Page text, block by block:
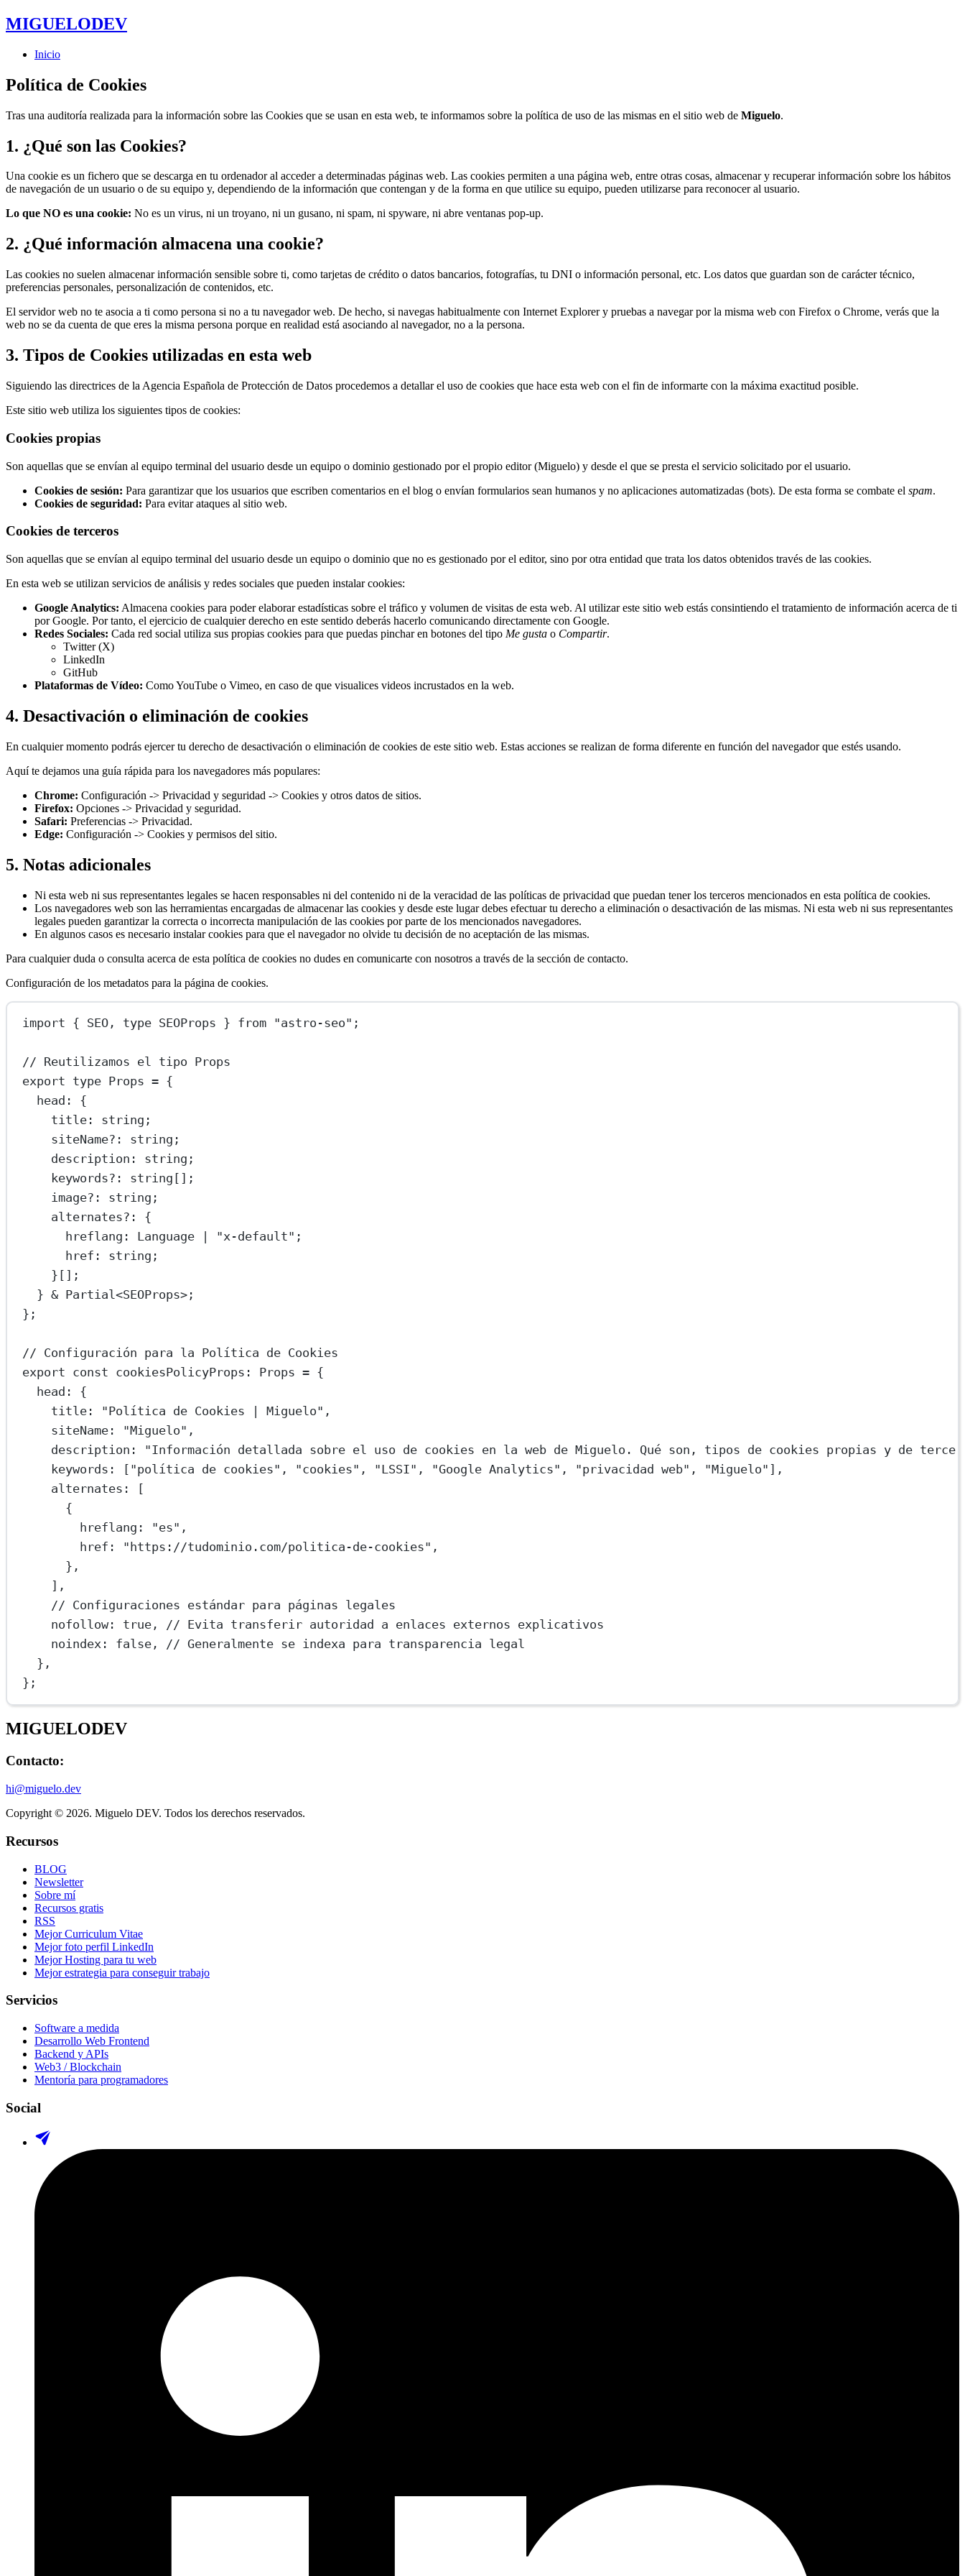
MIGUELODEV
Inicio
Política de Cookies
Tras una auditoría realizada para la información sobre las Cookies que se usan en esta web, te informamos sobre la política de uso de las mismas en el sitio web de Miguelo.
1. ¿Qué son las Cookies?
Una cookie es un fichero que se descarga en tu ordenador al acceder a determinadas páginas web. Las cookies permiten a una página web, entre otras cosas, almacenar y recuperar información sobre los hábitos
de navegación de un usuario o de su equipo y, dependiendo de la información que contengan y de la forma en que utilice su equipo, pueden utilizarse para reconocer al usuario.
Lo que NO es una cookie: No es un virus, ni un troyano, ni un gusano, ni spam, ni spyware, ni abre ventanas pop-up.
2. ¿Qué información almacena una cookie?
Las cookies no suelen almacenar información sensible sobre ti, como tarjetas de crédito o datos bancarios, fotografías, tu DNI o información personal, etc. Los datos que guardan son de carácter técnico,
preferencias personales, personalización de contenidos, etc.
El servidor web no te asocia a ti como persona si no a tu navegador web. De hecho, si navegas habitualmente con Internet Explorer y pruebas a navegar por la misma web con Firefox o Chrome, verás que la
web no se da cuenta de que eres la misma persona porque en realidad está asociando al navegador, no a la persona.
3. Tipos de Cookies utilizadas en esta web
Siguiendo las directrices de la Agencia Española de Protección de Datos procedemos a detallar el uso de cookies que hace esta web con el fin de informarte con la máxima exactitud posible.
Este sitio web utiliza los siguientes tipos de cookies:
Cookies propias
Son aquellas que se envían al equipo terminal del usuario desde un equipo o dominio gestionado por el propio editor (Miguelo) y desde el que se presta el servicio solicitado por el usuario.
Cookies de sesión: Para garantizar que los usuarios que escriben comentarios en el blog o envían formularios sean humanos y no aplicaciones automatizadas (bots). De esta forma se combate el spam.
Cookies de seguridad: Para evitar ataques al sitio web.
Cookies de terceros
Son aquellas que se envían al equipo terminal del usuario desde un equipo o dominio que no es gestionado por el editor, sino por otra entidad que trata los datos obtenidos través de las cookies.
En esta web se utilizan servicios de análisis y redes sociales que pueden instalar cookies:
Google Analytics: Almacena cookies para poder elaborar estadísticas sobre el tráfico y volumen de visitas de esta web. Al utilizar este sitio web estás consintiendo el tratamiento de información acerca de ti
por Google. Por tanto, el ejercicio de cualquier derecho en este sentido deberás hacerlo comunicando directamente con Google.
Redes Sociales: Cada red social utiliza sus propias cookies para que puedas pinchar en botones del tipo Me gusta o Compartir.
Twitter (X)
LinkedIn
GitHub
Plataformas de Vídeo: Como YouTube o Vimeo, en caso de que visualices videos incrustados en la web.
4. Desactivación o eliminación de cookies
En cualquier momento podrás ejercer tu derecho de desactivación o eliminación de cookies de este sitio web. Estas acciones se realizan de forma diferente en función del navegador que estés usando.
Aquí te dejamos una guía rápida para los navegadores más populares:
Chrome: Configuración -> Privacidad y seguridad -> Cookies y otros datos de sitios.
Firefox: Opciones -> Privacidad y seguridad.
Safari: Preferencias -> Privacidad.
Edge: Configuración -> Cookies y permisos del sitio.
5. Notas adicionales
Ni esta web ni sus representantes legales se hacen responsables ni del contenido ni de la veracidad de las políticas de privacidad que puedan tener los terceros mencionados en esta política de cookies.
Los navegadores web son las herramientas encargadas de almacenar las cookies y desde este lugar debes efectuar tu derecho a eliminación o desactivación de las mismas. Ni esta web ni sus representantes
legales pueden garantizar la correcta o incorrecta manipulación de las cookies por parte de los mencionados navegadores.
En algunos casos es necesario instalar cookies para que el navegador no olvide tu decisión de no aceptación de las mismas.
Para cualquier duda o consulta acerca de esta política de cookies no dudes en comunicarte con nosotros a través de la sección de contacto.
Configuración de los metadatos para la página de cookies.
import { SEO, type SEOProps } from "astro-seo" ;
// Reutilizamos el tipo Props
export type Props = {
head :
{
title : string ;
siteName?: string ;
description : string ;
keywords?: string [];
image?: string ;
alternates?:
{
hreflang : Language "x-default" ;
href : string ;
}[];
} & Partial<SEOProps>;
};
// Configuración para la Política de Cookies
export const cookiesPolicyProps : Props = {
head: {
title: "Política de Cookies | Miguelo" ,
siteName: "Miguelo" ,
description: "Información detallada sobre el uso de cookies en la web de Miguelo. Qué son, tipos de cookies propias y de
keywords: [ "política de cookies" , "cookies" , "LSSI" , "Google Analytics" , "privacidad web" , "Miguelo" ],
alternates: [
{
hreflang: "es" ,
href: "https://tudominio.com/politica-de-cookies" ,
},
],
// Configuraciones estándar para páginas legales
nofollow: true , // Evita transferir autoridad a enlaces externos explicativos
noindex: false , // Generalmente se indexa para transparencia legal
},
};
MIGUELODEV
Contacto:
hi@miguelo.dev
Copyright © 2026. Miguelo DEV. Todos los derechos reservados.
Recursos
BLOG
Newsletter
Sobre mí
Recursos gratis
RSS
Mejor Curriculum Vitae
Mejor foto perfil LinkedIn
Mejor Hosting para tu web
Mejor estrategia para conseguir trabajo
Servicios
Software a medida
Desarrollo Web Frontend
Backend y APIs
Web3 / Blockchain
Mentoría para programadores
Social